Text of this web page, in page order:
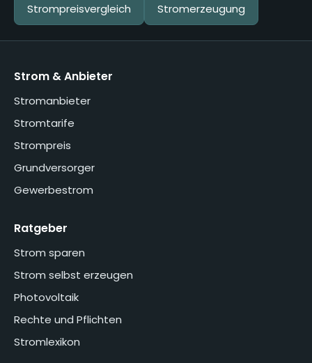
Strompreisvergleich Stromerzeugung
Strom & Anbieter
Stromanbieter
Stromtarife
Strompreis
Grundversorger
Gewerbestrom
Ratgeber
Strom sparen
Strom selbst erzeugen
Photovoltaik
Rechte und Pflichten
Stromlexikon